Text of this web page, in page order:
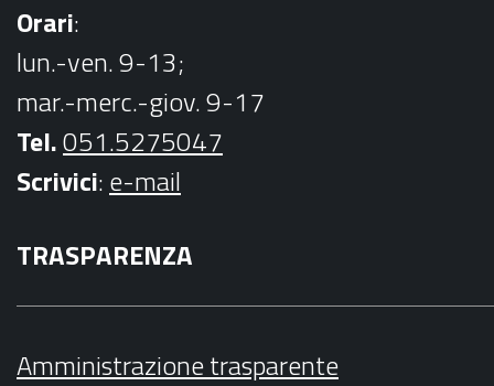
Orari:
lun.-ven. 9-13;
mar.-merc.-giov. 9-17
Tel.051.5275047
Scrivici:e-mail
TRASPARENZA
Amministrazione trasparente